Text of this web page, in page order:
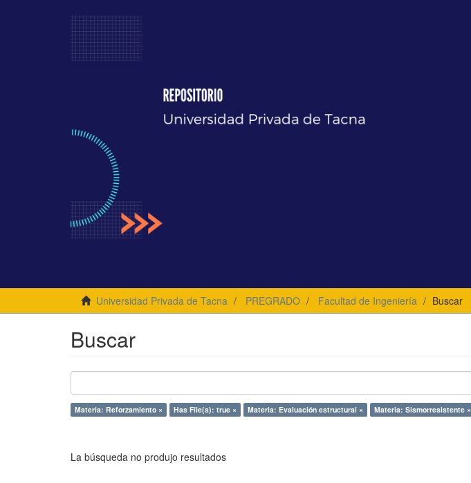
Universidad Privada de Tacna PREGRADO Facultad de Ingeniería Buscar
Buscar
Materia: Reforzamiento × Has File(s): true × Materia: Evaluación estructural × Materia: Sismorresistente ×
La búsqueda no produjo resultados